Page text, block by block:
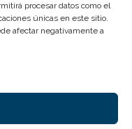
procesar datos como el
únicas en este sitio.
afectar negativamente a
S.L.
Nave 2. CP 30510